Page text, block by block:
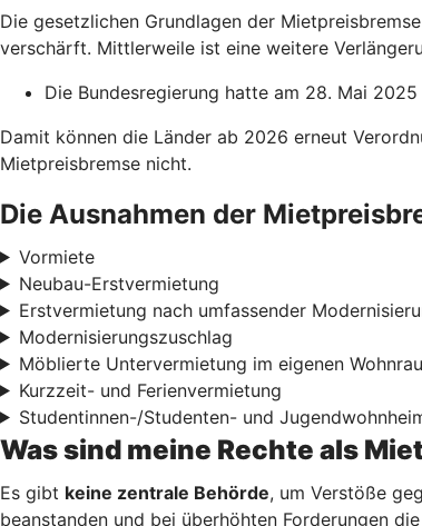
Die gesetzlichen Grundlagen der
verschärft. Mittlerweile ist eine weitere
Die Bundesregierung hatte am 28. Mai
Damit können die Länder ab 2026 erneut
Mietpreisbremse nicht.
Die Ausnahmen der
Vormiete
Neubau-Erstvermietung
Erstvermietung nach umfassender
Modernisierungszuschlag
Möblierte Untervermietung im eigenen
Kurzzeit- und Ferienvermietung
Studentinnen-/Studenten- und
Was sind meine Rechte als
Es gibt keine zentrale Behörde, um Verstöße
beanstanden und bei überhöhten Forderungen